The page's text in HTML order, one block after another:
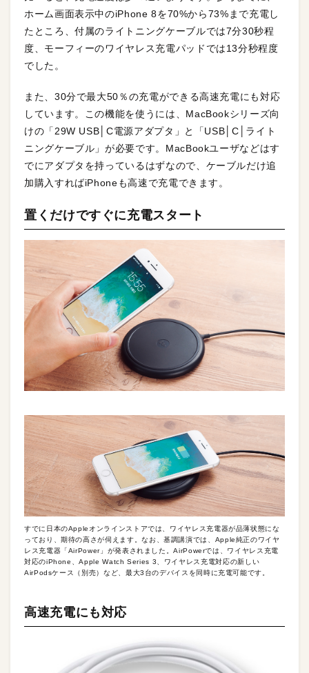
ホーム画面表示中のiPhone 8を70%から73%まで充電し
たところ、付属のライトニングケーブルでは7分30秒程
度、モーフィーのワイヤレス充電パッドでは13分秒程度
でした。
また、30分で最大50％の充電ができる高速充電にも対応
しています。この機能を使うには、MacBookシリーズ向
けの「29W USB│C電源アダプタ」と「USB│C│ライト
ニングケーブル」が必要です。MacBookユーザなどはす
でにアダプタを持っているはずなので、ケーブルだけ追
加購入すればiPhoneも高速で充電できます。
置くだけですぐに充電スタート
すでに日本のAppleオンラインストアでは、ワイヤレス充電器が品薄状態にな
っており、期待の高さが伺えます。なお、基調講演では、Apple純正のワイヤ
レス充電器「AirPower」が発表されました。AirPowerでは、ワイヤレス充電
対応のiPhone、Apple Watch Series 3、ワイヤレス充電対応の新しい
AirPodsケース（別売）など、最大3台のデバイスを同時に充電可能です。
高速充電にも対応